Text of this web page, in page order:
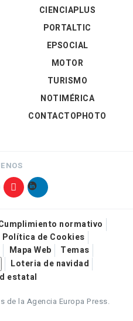
CIENCIAPLUS
PORTALTIC
EPSOCIAL
MOTOR
TURISMO
NOTIMÉRICA
CONTACTOPHOTO
normativo
Política de Cookies
Mapa Web
Temas
Loteria de navidad
estatal
de la Agencia Europa Press.